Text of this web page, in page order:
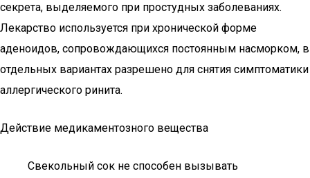
секрета, выделяемого при простудных заболеваниях.
Лекарство используется при хронической форме
аденоидов, сопровождающихся постоянным насморком, в
отдельных вариантах разрешено для снятия симптоматики
аллергического ринита.
Действие медикаментозного вещества
Свекольный сок не способен вызывать